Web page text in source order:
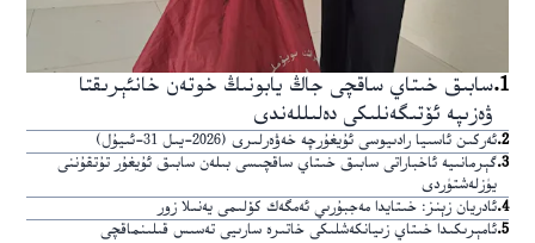
1
.سابىق خىتاي ساقچى جاڭ يابونىڭ خوتەن خانئېرىقتا
ۋەزىپە ئۆتىگەنلىكى دەلىللەندى
2
.ئەركىن ئاسىيا رادىيوسى ئۇيغۇرچە خەۋەرلىرى (2026-يىل 31-ئىيۇل)
3
.گېرمانىيە ئاخباراتى سابىق خىتاي ساقچىسى بىلەن سابىق ئۇيغۇر تۇتقۇننى
يۈزلەشتۈردى
4
.ئادريان زېنز: خىتايدا مەجبۇرىي ئەمگەك كۆلىمى يەنىلا زور
5
.ئامېرىكىدا خىتاي زىيانكەشلىكى خاتىرە سارىيى تەسىس قىلىنماقچى